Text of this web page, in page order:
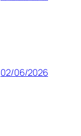
02/06/2026